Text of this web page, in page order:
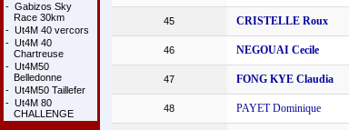
- Gabizos Sky
Race 30km
- Ut4M 40 vercors
- Ut4M 40
Chartreuse
- Ut4M50
Belledonne
- Ut4M50 Taillefer
- Ut4M 80
CHALLENGE
45 CRISTELLE Roux
46 NEGOUAI Cecile
47 FONG KYE Claudia
48 PAYET Dominique